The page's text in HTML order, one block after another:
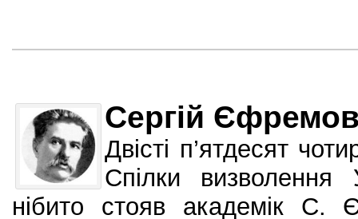
Сергій
Двісті п’ятдесят
Спілки визволення
нібито стояв академік